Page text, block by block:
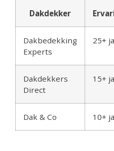
Dakdekker
Dakbedekking
Experts
25+
Dakdekkers
Direct
15+
Dak & Co 10+